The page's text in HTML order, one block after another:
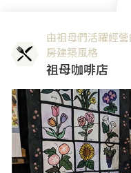
由祖母們活躍經
房建築風格
祖母咖啡店